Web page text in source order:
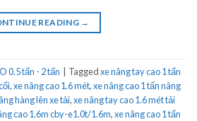
READING →
0.5 tấn - 2 tấn Taggedxe nâng tay cao 1 tấn
,xe nâng cao 1.6 mét,xe nâng cao 1 tấn nâng
hàng lên xe tải,xe nâng tay cao 1.6 mét tải
cao 1.6m cby-e1.0t/1.6m,xe nâng cao 1 tấn